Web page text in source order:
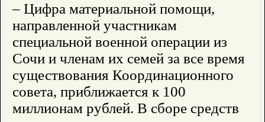
– Цифра материальной помощи,
направленной участникам
специальной военной операции из
Сочи и членам их семей за все время
существования Координационного
совета, приближается к 100
миллионам рублей. В сборе средств